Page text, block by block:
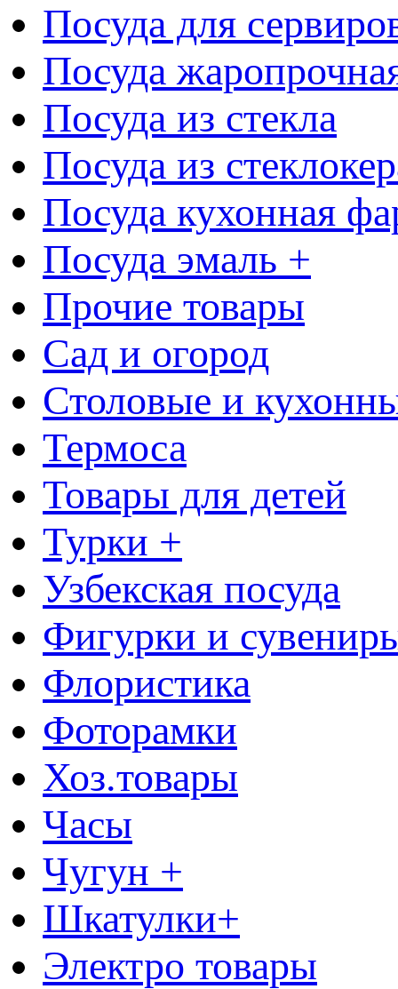
Посуда для
Посуда
Посуда из стекла
Посуда из
Посуда кухонная
Посуда эмаль +
Прочие товары
Сад и огород
Столовые и
Термоса
Товары для детей
Турки +
Узбекская посуда
Фигурки и
Флористика
Фоторамки
Хоз.товары
Часы
Чугун +
Шкатулки+
Электро товары